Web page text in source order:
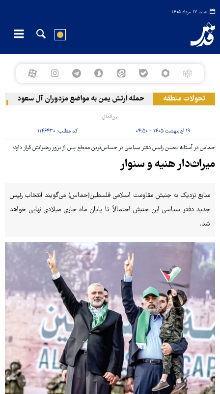
شنبه ۱۷ مرداد ۱۴۰۵
تحولات منطقه حمله ارتش یمن به مواضع مزدوران آل سعود
بین‌الملل
۱۹ اردیبهشت ۱۴۰۵ - ۰۴:۵۰ کد مطلب: ۱۱۴۶۴۳۰
حماس در آستانه تعیین رئیس دفتر سیاسی در حساس‌ترین مقطع پس از ترور رهبرانش قرار دارد؛
میراث‌دار هنیه و سنوار
منابع نزدیک به جنبش مقاومت اسلامی فلسطین(حماس) می‌گویند انتخاب رئیس
جدید دفتر سیاسی این جنبش احتمالاً تا پایان ماه جاری میلادی نهایی خواهد
شد.